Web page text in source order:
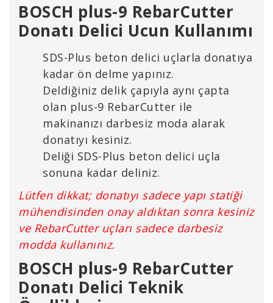
BOSCH plus-9 RebarCutter
Donatı Delici Ucun Kullanımı
SDS-Plus beton delici uçlarla donatıya
kadar ön delme yapınız.
Deldiğiniz delik çapıyla aynı çapta
olan plus-9 RebarCutter ile
makinanızı darbesiz moda alarak
donatıyı kesiniz.
Deliği SDS-Plus beton delici uçla
sonuna kadar deliniz.
Lütfen dikkat; donatıyı sadece yapı statiği
mühendisinden onay aldıktan sonra kesiniz
ve RebarCutter uçları sadece darbesiz
modda kullanınız.
BOSCH plus-9 RebarCutter
Donatı Delici Teknik